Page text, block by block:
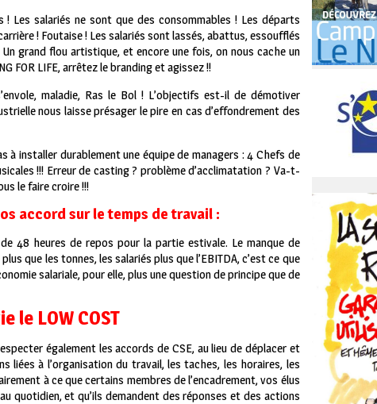
Les salariés ne sont que des consommables ! Les départs
! Foutaise ! Les salariés sont lassés, abattus, essoufflés
grand flou artistique, et encore une fois, on nous cache un
FOR LIFE, arrêtez le branding et agissez !!
maladie, Ras le Bol ! L’objectifs est-il de démotiver
nous laisse présager le pire en cas d’effondrement des
à installer durablement une équipe de managers : 4 Chefs de
!!! Erreur de casting ? problème d’acclimatation ? Va-t-
le faire croire !!!
accord sur le temps de travail :
48 heures de repos pour la partie estivale. Le manque de
que les tonnes, les salariés plus que l’EBITDA, c’est ce que
salariale, pour elle, plus une question de principe que de
le LOW COST
également les accords de CSE, au lieu de déplacer et
à l’organisation du travail, les taches, les horaires, les
à ce que certains membres de l’encadrement, vos élus
quotidien, et qu’ils demandent des réponses et des actions